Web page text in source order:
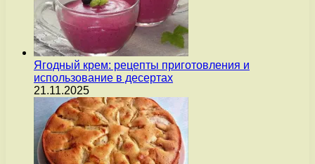
Ягодный крем: рецепты приготовления и
использование в десертах
21.11.2025